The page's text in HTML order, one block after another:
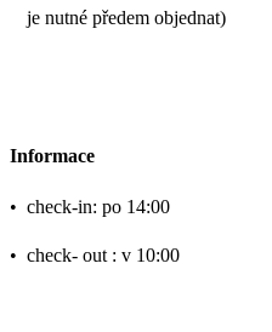
je nutné předem objednat)
Informace
• check-in: po 14:00
• check- out : v 10:00